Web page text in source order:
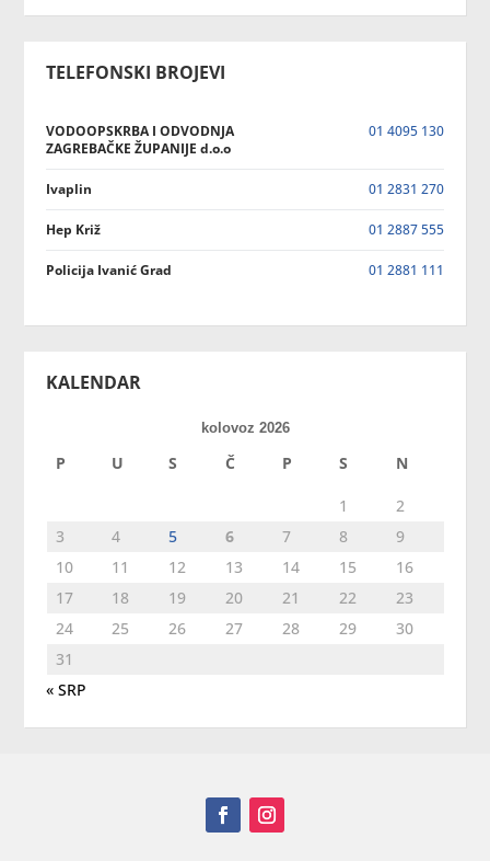
TELEFONSKI BROJEVI
VODOOPSKRBA I ODVODNJA
ZAGREBAČKE ŽUPANIJE d.o.o
01 4095 130
Ivaplin 01 2831 270
Hep Križ 01 2887 555
Policija Ivanić Grad 01 2881 111
KALENDAR
kolovoz 2026
P U S Č P S N
1
2
3
4 5 6 7 8
9
10
11 12 13 14 15
16
17
18 19 20 21 22
23
24
25 26 27 28 29
30
31
« SRP